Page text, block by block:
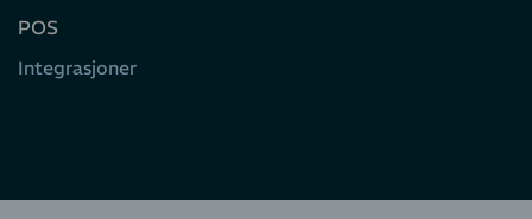
POS
Integrasjoner